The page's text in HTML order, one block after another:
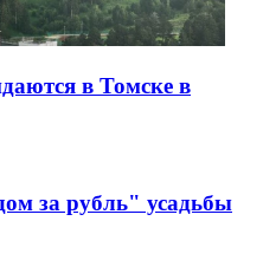
в Томске в
за рубль" усадьбы